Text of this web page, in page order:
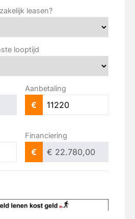
voor
Programma
leasen?
looptijd
Aanbetaling
€
Financiering
€